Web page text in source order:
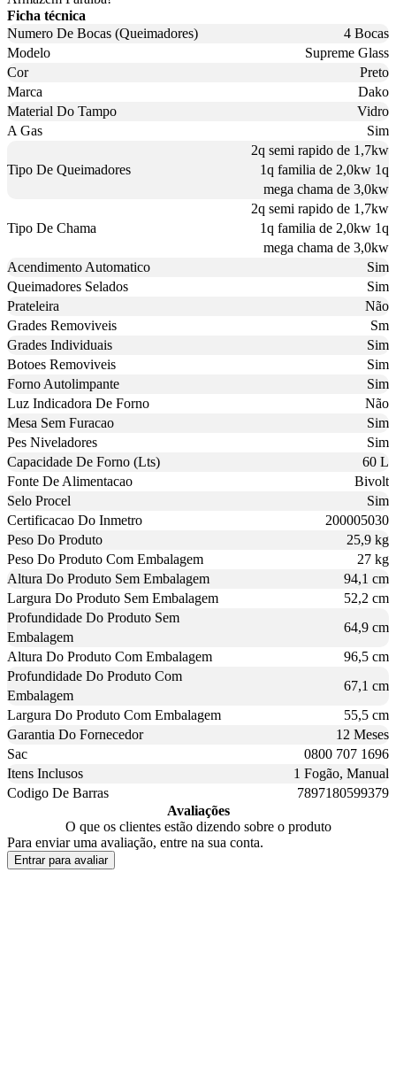
Ficha técnica
Numero De Bocas (Queimadores)
4 Bocas
Modelo
Supreme Glass
Cor
Preto
Marca
Dako
Material Do Tampo
Vidro
A Gas
Sim
Tipo De Queimadores
2q semi rapido de 1,7kw
1q familia de 2,0kw 1q
mega chama de 3,0kw
Tipo De Chama
2q semi rapido de 1,7kw
1q familia de 2,0kw 1q
mega chama de 3,0kw
Acendimento Automatico
Sim
Queimadores Selados
Sim
Prateleira
Não
Grades Removiveis
Sm
Grades Individuais
Sim
Botoes Removiveis
Sim
Forno Autolimpante
Sim
Luz Indicadora De Forno
Não
Mesa Sem Furacao
Sim
Pes Niveladores
Sim
Capacidade De Forno (Lts)
60 L
Fonte De Alimentacao
Bivolt
Selo Procel
Sim
Certificacao Do Inmetro
200005030
Peso Do Produto
25,9 kg
Peso Do Produto Com Embalagem
27 kg
Altura Do Produto Sem Embalagem
94,1 cm
Largura Do Produto Sem Embalagem
52,2 cm
Profundidade Do Produto Sem
Embalagem
64,9 cm
Altura Do Produto Com Embalagem
96,5 cm
Profundidade Do Produto Com
Embalagem
67,1 cm
Largura Do Produto Com Embalagem
55,5 cm
Garantia Do Fornecedor
12 Meses
Sac
0800 707 1696
Itens Inclusos
1 Fogão, Manual
Codigo De Barras
7897180599379
Avaliações
O que os clientes estão dizendo sobre o produto
Para enviar uma avaliação, entre na sua conta.
Entrar para avaliar